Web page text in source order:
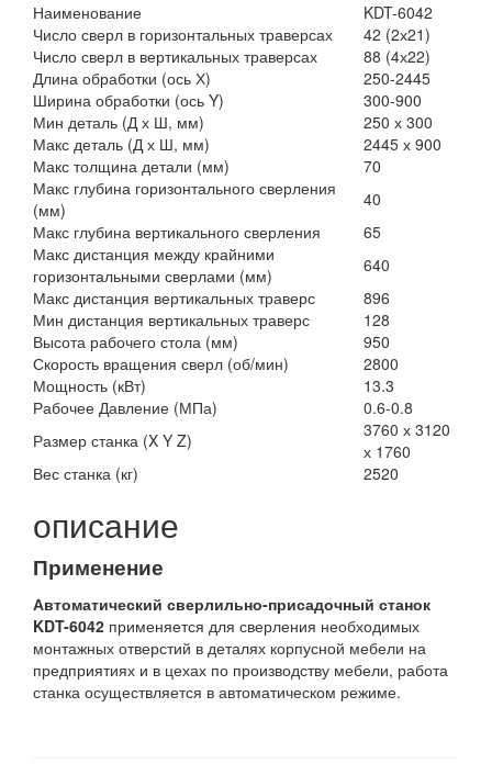
Наименование
KDT-6042
Число сверл в горизонтальных траверсах
42 (2х21)
Число сверл в вертикальных траверсах
88 (4х22)
Длина обработки (ось Х)
250-2445
Ширина обработки (ось Y)
300-900
Мин деталь (Д х Ш, мм)
250 х 300
Макс деталь (Д х Ш, мм)
2445 х 900
Макс толщина детали (мм)
70
Макс глубина горизонтального сверления
(мм)
40
Макс глубина вертикального сверления
65
Макс дистанция между крайними
горизонтальными сверлами (мм)
640
Макс дистанция вертикальных траверс
896
Мин дистанция вертикальных траверс
128
Высота рабочего стола (мм)
950
Скорость вращения сверл (об/мин)
2800
Мощность (кВт)
13.3
Рабочее Давление (МПа)
0.6-0.8
Размер станка (X Y Z)
3760 х 3120
х 1760
Вес станка (кг)
2520
описание
Применение
Автоматический сверлильно-присадочный станок
KDT-6042 применяется для сверления необходимых
монтажных отверстий в деталях корпусной мебели на
предприятиях и в цехах по производству мебели, работа
станка осуществляется в автоматическом режиме.